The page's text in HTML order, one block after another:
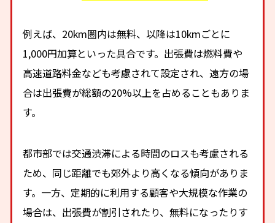
例えば、20km圏内は無料、以降は10kmごとに
1,000円加算といった具合です。出張費は燃料費や
高速道路料金なども考慮されて設定され、遠方の場
合は出張費が総額の20%以上を占めることもありま
す。
都市部では交通渋滞による時間のロスも考慮される
ため、同じ距離でも郊外より高くなる傾向がありま
す。一方、定期的に利用する顧客や大規模な作業の
場合は、出張費が割引されたり、無料になったりす